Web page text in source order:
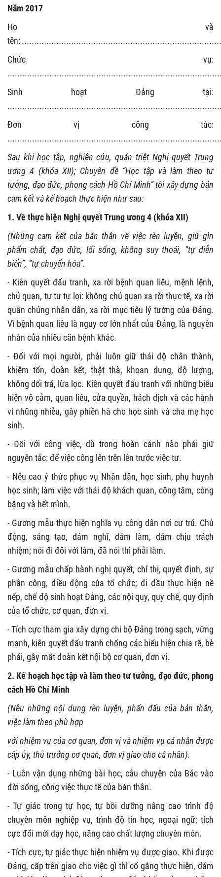
Năm 2017
Họ và
tên:
Chức vụ:
Sinh hoạt Đảng tại:
Đơn vị công tác:
Sau khi học tập, nghiên cứu, quán triệt Nghị quyết Trung
ương 4 (khóa XII); Chuyên đề “Học tập và làm theo tư
tưởng, đạo đức, phong cách Hồ Chí Minh” tôi xây dựng bản
cam kết và kế hoạch thực hiện như sau:
1. Về thực hiện Nghị quyết Trung ương 4 (khóa XII)
(Những cam kết của bản thân về việc rèn luyện, giữ gìn
phẩm chất, đạo đức, lối sống, không suy thoái, “tự diễn
biến”, “tự chuyển hóa”.
- Kiên quyết đấu tranh, xa rời bệnh quan liêu, mệnh lệnh,
chủ quan, tự tư tự lợi: không chủ quan xa rời thực tế, xa rời
quần chúng nhân dân, xa rời mục tiêu lý tưởng của Đảng.
Vì bệnh quan liêu là nguy cơ lớn nhất của Đảng, là nguyên
nhân của nhiều căn bệnh khác.
- Đối với mọi người, phải luôn giữ thái độ chân thành,
khiêm tốn, đoàn kết, thật thà, khoan dung, độ lượng,
không dối trá, lừa lọc. Kiên quyết đấu tranh với những biểu
hiện vô cảm, quan liêu, cửa quyền, hách dịch và các hành
vi nhũng nhiễu, gây phiền hà cho học sinh và cha mẹ học
sinh.
- Đối với công việc, dù trong hoàn cảnh nào phải giữ
nguyên tắc: để việc công lên trên lên trước việc tư.
- Nêu cao ý thức phục vụ Nhân dân, học sinh, phụ huynh
học sinh; làm việc với thái độ khách quan, công tâm, công
bằng và hết mình.
- Gương mẫu thực hiện nghĩa vụ công dân nơi cư trú. Chủ
động, sáng tạo, dám nghĩ, dám làm, dám chịu trách
nhiệm; nói đi đôi với làm, đã nói thì phải làm.
- Gương mẫu chấp hành nghị quyết, chỉ thị, quyết định, sự
phân công, điều động của tổ chức; đi đầu thực hiện nề
nếp, chế độ sinh hoạt Đảng, các nội quy, quy chế, quy định
của tổ chức, cơ quan, đơn vị.
- Tích cực tham gia xây dựng chi bộ Đảng trong sạch, vững
mạnh, kiên quyết đấu tranh chống các biểu hiện chia rẽ, bè
phái, gây mất đoàn kết nội bộ cơ quan, đơn vị.
2. Kế hoạch học tập và làm theo tư tưởng, đạo đức, phong
cách Hồ Chí Minh
(Nêu những nội dung rèn luyện, phấn đấu của bản thân,
việc làm theo phù hợp
với nhiệm vụ của cơ quan, đơn vị và nhiệm vụ cá nhân được
cấp ủy, thủ trưởng cơ quan, đơn vị giao cho cá nhân).
- Luôn vận dụng những bài học, câu chuyện của Bác vào
đời sống, công việc thực tế của bản thân.
- Tự giác trong tự học, tự bồi dưỡng nâng cao trình độ
chuyên môn nghiệp vụ, trình độ tin học, ngoại ngữ; tích
cực đổi mới dạy học, nâng cao chất lượng chuyên môn.
- Tích cực, tự giác thực hiện nhiệm vụ được giao. Khi được
Đảng, cấp trên giao cho việc gì thì cố gắng thực hiện, dám